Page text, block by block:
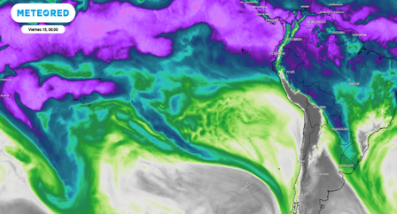
basada
permite
seguir
coste.
botón
ACEPTAR
Y
CONTINUAR